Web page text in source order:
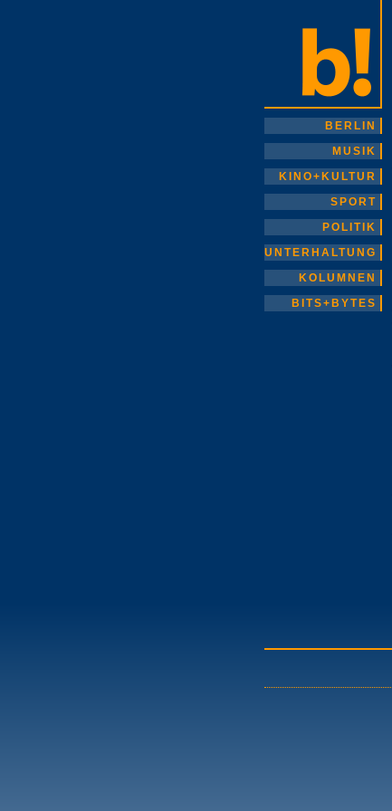
BERLIN
MUSIK
KINO+KULTUR
SPORT
POLITIK
UNTERHALTUNG
KOLUMNEN
BITS+BYTES